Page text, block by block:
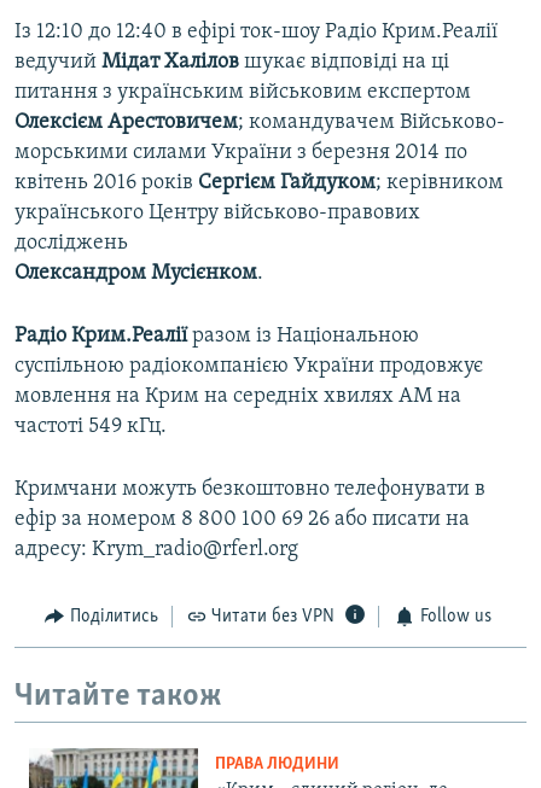
Із 12:10 до 12:40 в ефірі ток-шоу Радіо Крим.Реалії
ведучий Мідат Халілов шукає відповіді на ці
питання з українським військовим експертом
Олексієм Арестовичем; командувачем Військово-
морськими силами України з березня 2014 по
квітень 2016 років Сергієм Гайдуком; керівником
українського Центру військово-правових
досліджень
Олександром Мусієнком.
Радіо Крим.Реаліїразом із Національною
суспільною радіокомпанією України продовжує
мовлення на Крим на середніх хвилях АМ на
частоті 549 кГц.
Кримчани можуть безкоштовно телефонувати в
ефір за номером 8 800 100 69 26 або писати на
адресу: Krym_radio@rferl.org
Поділитись Читати без VPN Follow us
Читайте також
ПРАВА ЛЮДИНИ